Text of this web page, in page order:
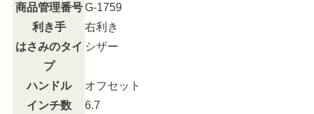
商品管理番号 G-1759
利き手
右利き
はさみのタイ
プ
シザー
ハンドル
オフセット
インチ数
6.7